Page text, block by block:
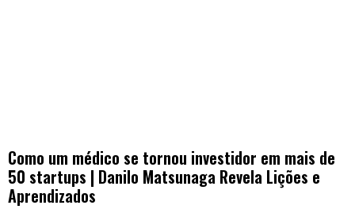
Como um médico se tornou investidor em mais de
50 startups | Danilo Matsunaga Revela Lições e
Aprendizados